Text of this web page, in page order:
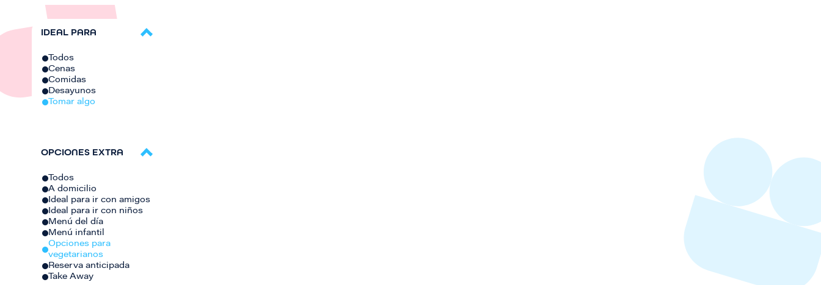
IDEAL PARA
Todos
Cenas
Comidas
Desayunos
Tomar algo
OPCIONES EXTRA
Todos
A domicilio
Ideal para ir con amigos
Ideal para ir con niños
Menú del día
Menú infantil
Opciones para
vegetarianos
Reserva anticipada
Take Away